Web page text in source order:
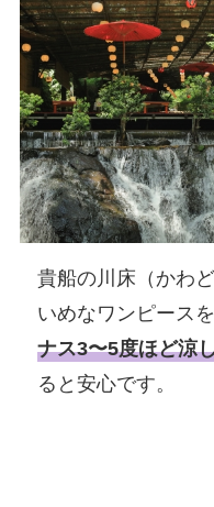
貴船の川床（かわ
いめなワンピース
ナス3〜5度ほど涼
ると安心です。